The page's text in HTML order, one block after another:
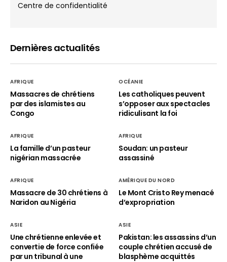
Centre de confidentialité
Dernières actualités
AFRIQUE
Massacres de chrétiens
par des islamistes au
Congo
OCÉANIE
Les catholiques peuvent
s’opposer aux spectacles
ridiculisant la foi
AFRIQUE
La famille d’un pasteur
nigérian massacrée
AFRIQUE
Soudan: un pasteur
assassiné
AFRIQUE
Massacre de 30 chrétiens à
Naridon au Nigéria
AMÉRIQUE DU NORD
Le Mont Cristo Rey menacé
d’expropriation
ASIE
Une chrétienne enlevée et
convertie de force confiée
par un tribunal à une
ASIE
Pakistan: les assassins d’un
couple chrétien accusé de
blasphème acquittés